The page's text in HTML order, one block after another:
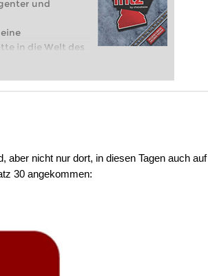
und
in die Welt des
spielen: Mit
aber nicht nur dort, in diesen Tagen auch auf
30 angekommen: